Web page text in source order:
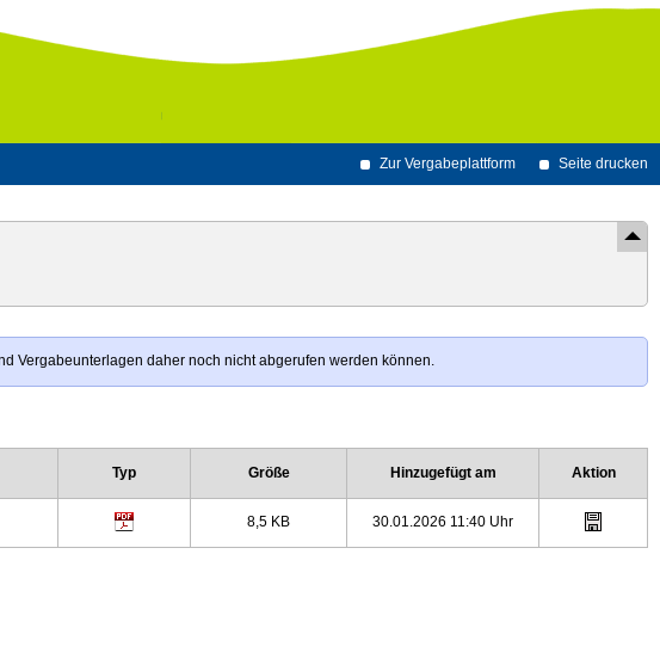
Zur Vergabeplattform Seite drucken
Vergabeunterlagen daher noch nicht abgerufen werden können.
Typ Größe Hinzugefügt am Aktion
8,5 KB 30.01.2026 11:40 Uhr